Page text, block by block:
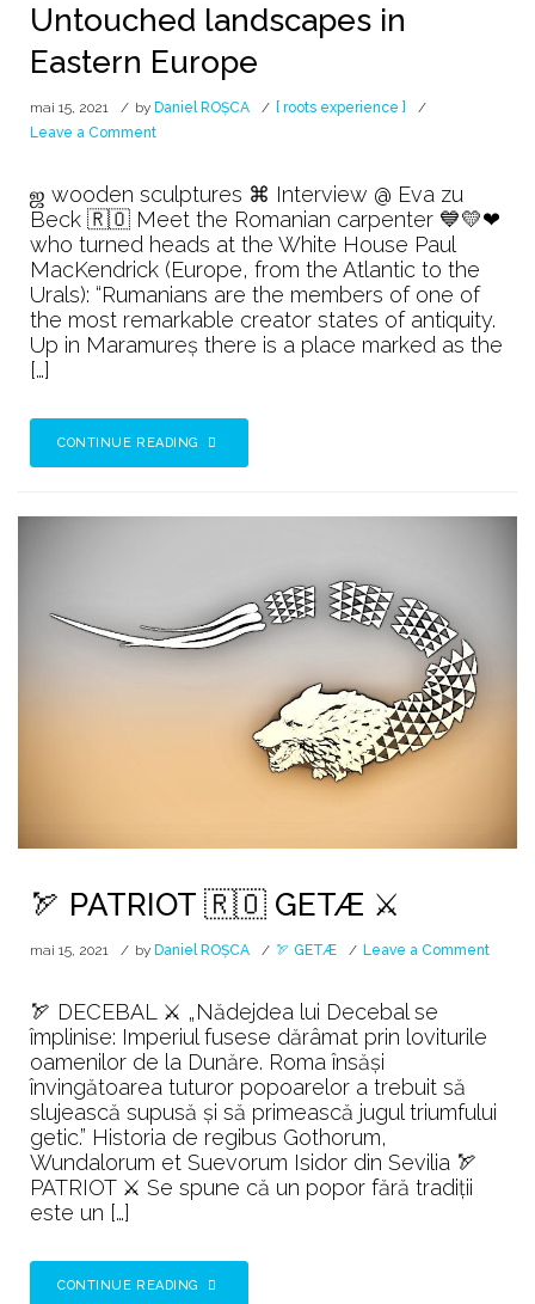
Untouched landscapes in
Eastern Europe
mai 15, 2021 by Daniel ROȘCA
[ roots experience ]
Leave a Commenton
in
Eastern
Europe
ஜ wooden sculptures ⌘ Interview @ Eva zu
Beck 🇷🇴 Meet the Romanian carpenter 💙💛❤
who turned heads at the White House Paul
MacKendrick (Europe, from the Atlantic to the
Urals): “Rumanians are the members of one of
the most remarkable creator states of antiquity.
Up in Maramureş there is a place marked as the
[…]
CONTINUE READING
🏹 PATRIOT 🇷🇴 GETÆ ⚔️
mai 15, 2021 by Daniel ROȘCA 🏹 GETÆ Leave a Commenton
🏹 DECEBAL ⚔️ „Nădejdea lui Decebal se
împlinise: Imperiul fusese dărâmat prin loviturile
oamenilor de la Dunăre. Roma însăşi
învingătoarea tuturor popoarelor a trebuit să
slujească supusă şi să primească jugul triumfului
getic.” Historia de regibus Gothorum,
Wundalorum et Suevorum Isidor din Sevilia 🏹
PATRIOT ⚔️ Se spune că un popor fără tradiții
este un […]
CONTINUE READING